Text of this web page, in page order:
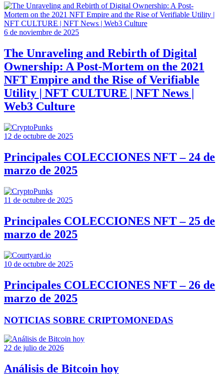
6 de noviembre de 2025
The Unraveling and Rebirth of Digital
Ownership: A Post-Mortem on the 2021
NFT Empire and the Rise of Verifiable
Utility | NFT CULTURE | NFT News |
Web3 Culture
12 de octubre de 2025
Principales COLECCIONES NFT – 24 de
marzo de 2025
11 de octubre de 2025
Principales COLECCIONES NFT – 25 de
marzo de 2025
10 de octubre de 2025
Principales COLECCIONES NFT – 26 de
marzo de 2025
NOTICIAS SOBRE CRIPTOMONEDAS
22 de julio de 2026
Análisis de Bitcoin hoy